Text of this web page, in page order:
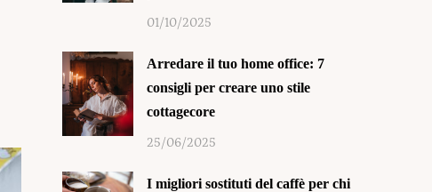
01/10/2025
Arredare il tuo home office: 7
consigli per creare uno stile
cottagecore
25/06/2025
I migliori sostituti del caffè per chi